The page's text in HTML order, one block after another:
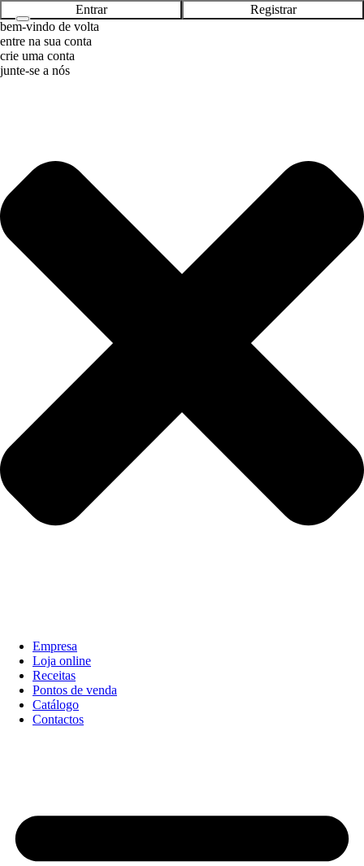
Pular
para
o
conteúdo
Entrar
Registrar
bem-vindo de volta
entre na sua conta
crie uma conta
junte-se a nós
Empresa
Loja online
Receitas
Pontos de venda
Catálogo
Contactos